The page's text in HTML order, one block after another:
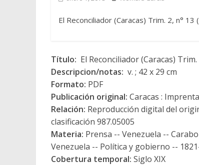
El Reconciliador (Caracas) Trim. 2, n° 13
Título: El Reconciliador (Caracas)
Descripcion/notas: v. ; 42 x 29 cm
Formato: PDF
Publicación original: Caracas :
Relación: Reproducción digital del
clasificación 987.05005
Materia: Prensa -- Venezuela --
Venezuela -- Política y gobierno --
Cobertura temporal: Siglo XIX